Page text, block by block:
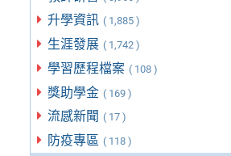
升學資訊 ( 1,885 )
生涯發展 ( 1,742 )
學習歷程檔案 ( 108 )
獎助學金 ( 169 )
流感新聞 ( 17 )
防疫專區 ( 118 )